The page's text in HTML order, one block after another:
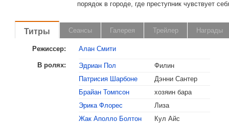
порядок в городе, где преступник чувствует
Титры Сеансы Галерея Трейлер Награды
Режиссер: Алан Смити
В ролях: Эдриан Пол
Филин
Патрисия Шарбоне
Дэнни Сантер
Брайан Томпсон
хозяин бара
Эрика Флорес
Лиза
Жак Аполло Болтон
Кул Айс